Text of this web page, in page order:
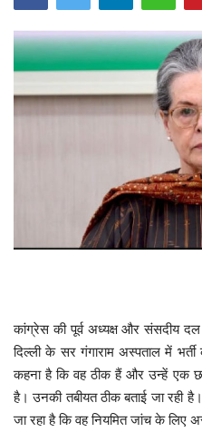
मनोरंजन
राज्य
वीडियो
ज्योतिष
संस्कृति मंच
कांग्रेस की पूर्व अध्यक्ष और संसदीय दल
दिल्ली के सर गंगाराम अस्पताल में भर्ती
कहना है कि वह ठीक हैं और उन्हें एक
है। उनकी तबीयत ठीक बताई जा रही
जा रहा है कि वह नियमित जांच के लिए